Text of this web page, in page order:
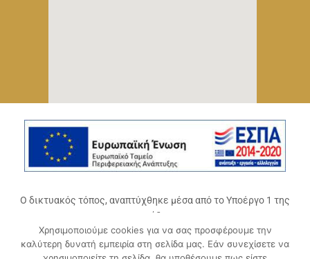
Ο δικτυακός τόπος, αναπτύχθηκε μέσα από το Υποέργο 1 της
πράξης
«Ψηφιακό Οικοσύστημα Επιχειρηματικότητας του
Επιμελητηρίου Αχαΐας» (ΟΠΣ 5045300),
Χρησιμοποιούμε cookies για να σας προσφέρουμε την
καλύτερη δυνατή εμπειρία στη σελίδα μας. Εάν συνεχίσετε να